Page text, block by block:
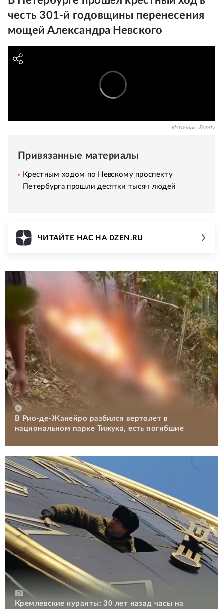
честь 301-й годовщины перенесения
мощей Александра Невского
Источник: Ruptly
Привязанные материалы
Крестным ходом по Невскому проспекту
Петербурга прошли десятки тысяч людей
ЧИТАЙТЕ НАС НА DZEN.RU
В Рио-де-Жанейро разбился вертолет в
национальном парке Тижука, есть погибшие
Кремлевские куранты: 30 лет назад часы на